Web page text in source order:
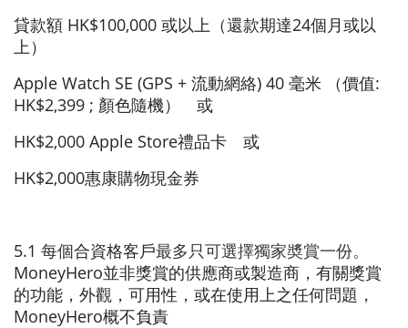
貸款額 HK$100,000 或以上（還款期達24個月或以
上）
Apple Watch SE (GPS + 流動網絡) 40 毫米 （價值:
HK$2,399 ; 顏色隨機） 或
HK$2,000 Apple Store禮品卡 或
HK$2,000惠康購物現金券
5.1 每個合資格客戶最多只可選擇獨家奬賞一份。
MoneyHero並非獎賞的供應商或製造商，有關獎賞
的功能，外觀，可用性，或在使用上之任何問題，
MoneyHero概不負責